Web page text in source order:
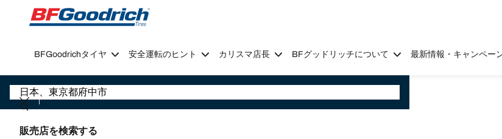
Go to page content
Go to page navigation
BFGoodrichタイヤ 安全運転のヒント カリスマ店長 BFグッドリッチについて 最新情報・キャンペー
販売店を検索する